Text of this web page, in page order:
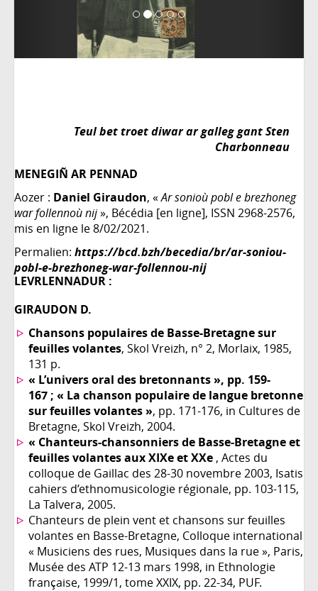
Teul bet troet diwar ar galleg gant Sten
Charbonneau
MENEGIÑ AR PENNAD
Aozer : Daniel Giraudon, «Ar sonioù pobl e brezhoneg
war follennoù nij», Bécédia [en ligne], ISSN 2968-2576,
mis en ligne le 8/02/2021.
Permalien: https://bcd.bzh/becedia/br/ar-soniou-
pobl-e-brezhoneg-war-follennou-nij
LEVRLENNADUR :
GIRAUDON D.
Chansons populaires de Basse-Bretagne sur
feuilles volantes, Skol Vreizh, n° 2, Morlaix, 1985,
131 p.
« L’univers oral des bretonnants », pp. 159-
167 ; « La chanson populaire de langue bretonne
sur feuilles volantes », pp. 171-176, in Cultures de
Bretagne, Skol Vreizh, 2004.
« Chanteurs-chansonniers de Basse-Bretagne et
feuilles volantes aux XIXe et XXe , Actes du
colloque de Gaillac des 28-30 novembre 2003, Isatis
cahiers d’ethnomusicologie régionale, pp. 103-115,
La Talvera, 2005.
Chanteurs de plein vent et chansons sur feuilles
volantes en Basse-Bretagne, Colloque international
« Musiciens des rues, Musiques dans la rue », Paris,
Musée des ATP 12-13 mars 1998, in Ethnologie
française, 1999/1, tome XXIX, pp. 22-34, PUF.